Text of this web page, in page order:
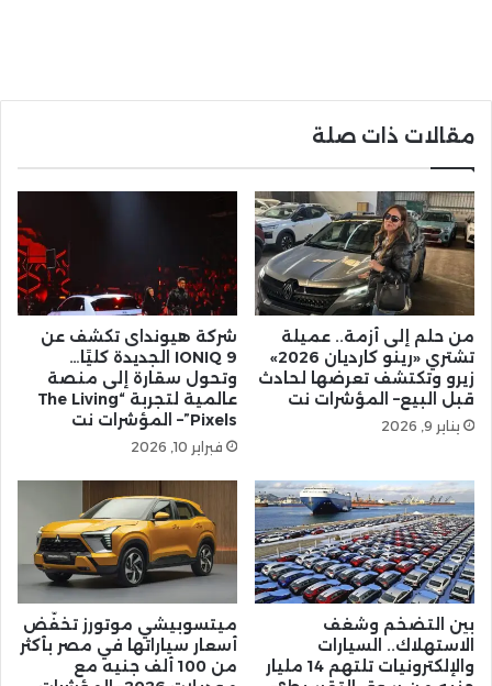
مقالات ذات صلة
من حلم إلى أزمة.. عميلة
تشتري «رينو كارديان 2026»
زيرو وتكتشف تعرضها لحادث
قبل البيع– المؤشرات نت
يناير 9, 2026
شركة هيونداى تكشف عن
IONIQ 9 الجديدة كليًا…
وتحول سقارة إلى منصة
عالمية لتجربة “The Living
Pixels”– المؤشرات نت
فبراير 10, 2026
بين التضخم وشغف
الاستهلاك.. السيارات
والإلكترونيات تلتهم 14 مليار
ميتسوبيشي موتورز تخفّض
أسعار سياراتها في مصر بأكثر
من 100 ألف جنيه مع